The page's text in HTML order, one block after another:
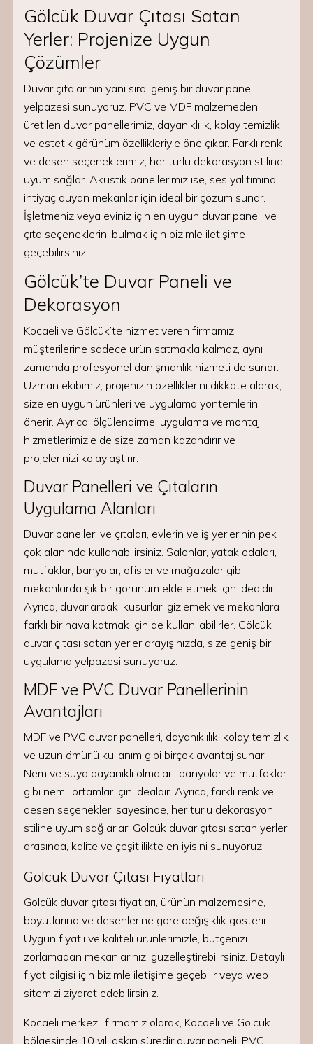
Gölcük Duvar Çıtası Satan
Yerler: Projenize Uygun
Çözümler
Duvar çıtalarının yanı sıra, geniş bir duvar paneli
yelpazesi sunuyoruz. PVC ve MDF malzemeden
üretilen duvar panellerimiz, dayanıklılık, kolay temizlik
ve estetik görünüm özellikleriyle öne çıkar. Farklı renk
ve desen seçeneklerimiz, her türlü dekorasyon stiline
uyum sağlar. Akustik panellerimiz ise, ses yalıtımına
ihtiyaç duyan mekanlar için ideal bir çözüm sunar.
İşletmeniz veya eviniz için en uygun duvar paneli ve
çıta seçeneklerini bulmak için bizimle iletişime
geçebilirsiniz.
Gölcük’te Duvar Paneli ve
Dekorasyon
Kocaeli ve Gölcük’te hizmet veren firmamız,
müşterilerine sadece ürün satmakla kalmaz, aynı
zamanda profesyonel danışmanlık hizmeti de sunar.
Uzman ekibimiz, projenizin özelliklerini dikkate alarak,
size en uygun ürünleri ve uygulama yöntemlerini
önerir. Ayrıca, ölçülendirme, uygulama ve montaj
hizmetlerimizle de size zaman kazandırır ve
projelerinizi kolaylaştırır.
Duvar Panelleri ve Çıtaların
Uygulama Alanları
Duvar panelleri ve çıtaları, evlerin ve iş yerlerinin pek
çok alanında kullanabilirsiniz. Salonlar, yatak odaları,
mutfaklar, banyolar, ofisler ve mağazalar gibi
mekanlarda şık bir görünüm elde etmek için idealdir.
Ayrıca, duvarlardaki kusurları gizlemek ve mekanlara
farklı bir hava katmak için de kullanılabilirler. Gölcük
duvar çıtası satan yerler arayışınızda, size geniş bir
uygulama yelpazesi sunuyoruz.
MDF ve PVC Duvar Panellerinin
Avantajları
MDF ve PVC duvar panelleri, dayanıklılık, kolay temizlik
ve uzun ömürlü kullanım gibi birçok avantaj sunar.
Nem ve suya dayanıklı olmaları, banyolar ve mutfaklar
gibi nemli ortamlar için idealdir. Ayrıca, farklı renk ve
desen seçenekleri sayesinde, her türlü dekorasyon
stiline uyum sağlarlar. Gölcük duvar çıtası satan yerler
arasında, kalite ve çeşitlilikte en iyisini sunuyoruz.
Gölcük Duvar Çıtası Fiyatları
Gölcük duvar çıtası fiyatları, ürünün malzemesine,
boyutlarına ve desenlerine göre değişiklik gösterir.
Uygun fiyatlı ve kaliteli ürünlerimizle, bütçenizi
zorlamadan mekanlarınızı güzelleştirebilirsiniz. Detaylı
fiyat bilgisi için bizimle iletişime geçebilir veya web
sitemizi ziyaret edebilirsiniz.
Kocaeli merkezli firmamız olarak, Kocaeli ve Gölcük
bölgesinde 10 yılı aşkın süredir duvar paneli, PVC